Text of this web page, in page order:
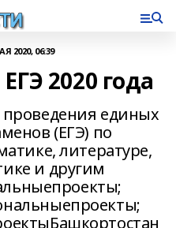
2020, 06:39
2020 года
единых
(ЕГЭ) по
литературе,
и другим